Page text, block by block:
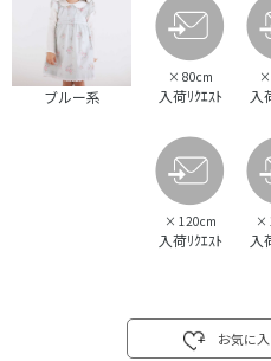
ブルー系
× 80cm
入荷ﾘｸｴｽﾄ
×
入
× 120cm
入荷ﾘｸｴｽﾄ
×
入
お気に